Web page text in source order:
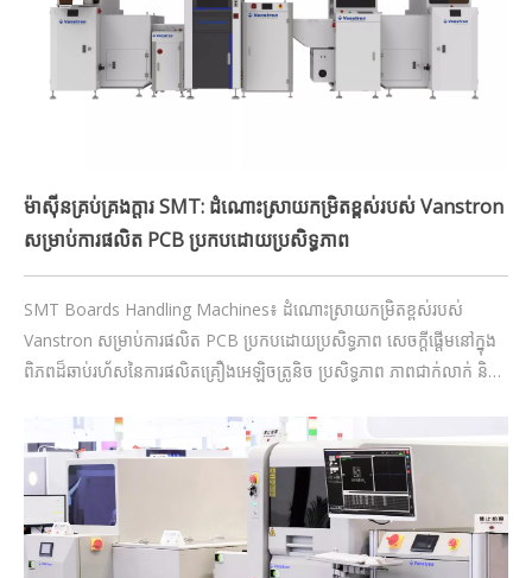
ម៉ាស៊ីនគ្រប់គ្រងក្តារ SMT: ដំណោះស្រាយកម្រិតខ្ពស់របស់ Vanstron
សម្រាប់ការផលិត PCB ប្រកបដោយប្រសិទ្ធភាព
SMT Boards Handling Machines៖ ដំណោះស្រាយកម្រិតខ្ពស់របស់
Vanstron សម្រាប់ការផលិត PCB ប្រកបដោយប្រសិទ្ធភាព សេចក្តីផ្តើមនៅក្នុង
ពិភពដ៏ឆាប់រហ័សនៃការផលិតគ្រឿងអេឡិចត្រូនិច ប្រសិទ្ធភាព ភាពជាក់លាក់ និង
ស្នូលនៃ PCB ទំនើប (បន្ទះសៀគ្វីបោះពុម្ព)